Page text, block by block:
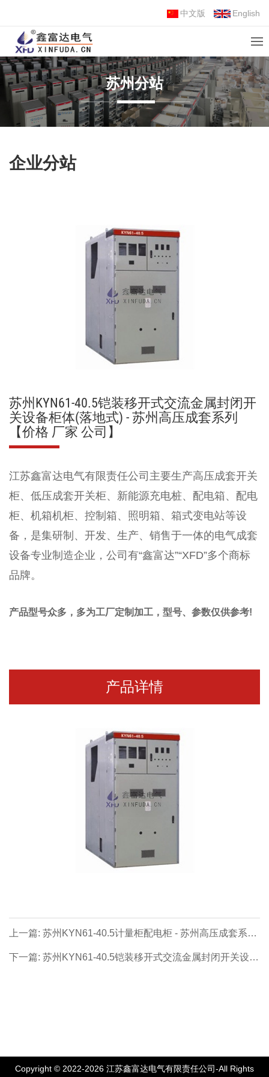
中文版 English
苏州分站
企业分站
苏州KYN61-40.5铠装移开式交流金属封闭开
关设备柜体(落地式) - 苏州高压成套系列
【价格 厂家 公司】
江苏鑫富达电气有限责任公司 主要生产高压成套开关
柜、 低压成套开关柜、 新能源充电桩、 配电箱、 配电
柜、 机箱机柜、 控制箱、照明箱、 箱式变电站等设
备，是集研制、开发、生产、销售于一体的电气成套
设备专业制造企业 ，公司有“鑫富达”“XFD”多个商标
品牌。
产品型号众多，多为工厂定制加工，型号、参数仅供参考!
产品详情
上一篇: 苏州KYN61-40.5计量柜配电柜 - 苏州高压成套系列
【价格 厂家 公司】
下一篇: 苏州KYN61-40.5铠装移开式交流金属封闭开关设备
Copyright © 2022-2026 江苏鑫富达电气有限责任公司-All Rights